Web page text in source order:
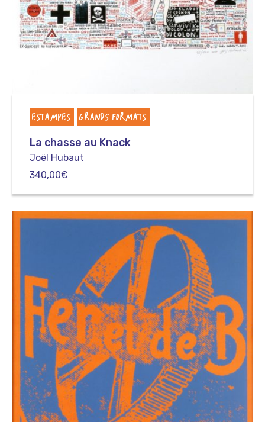
ESTAMPES GRANDS FORMATS
La chasse au Knack
Joël Hubaut
340,00€